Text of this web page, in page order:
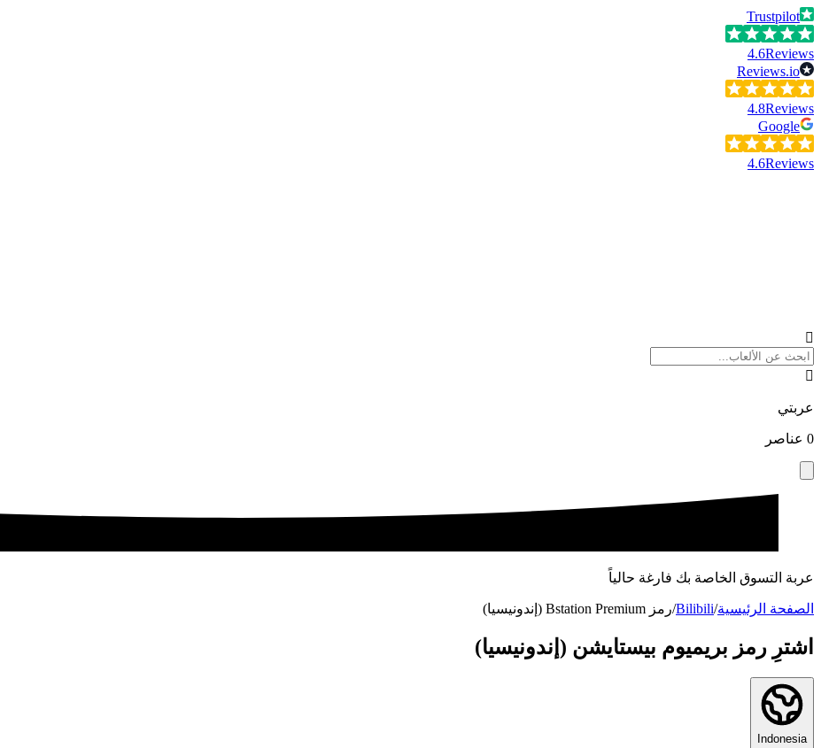
Trustpilot
4.6Reviews
Reviews.io
4.8Reviews
Google
4.6Reviews
عربتي
0 عناصر
عربة التسوق الخاصة بك فارغة حالياً
الصفحة الرئيسية/
Bilibili
/رمز Bstation Premium (إندونيسيا)
اشترِ رمز بريميوم بيستايشن (إندونيسيا)
Indonesia